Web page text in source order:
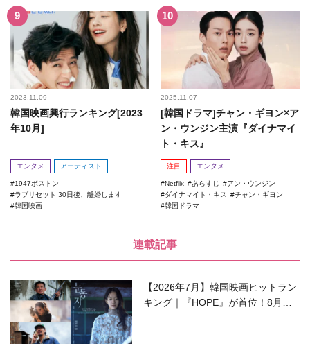
2023.11.09
韓国映画興行ランキング[2023
年10月]
エンタメ アーティスト
1947ボストン
ラブリセット 30日後、離婚します
韓国映画
2025.11.07
[韓国ドラマ]チャン・ギヨン×ア
ン・ウンジン主演『ダイナマイ
ト・キス』
注目 エンタメ
Netflix あらすじ
アン・ウンジン
ダイナマイト・キス
チャン・ギヨン
韓国ドラマ
連載記事
【2026年7月】韓国映画ヒットラン
キング｜『HOPE』が首位！8月公